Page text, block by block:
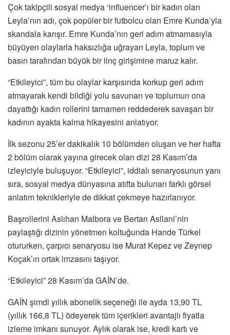
Çok takipçili sosyal medya ‘influencer’ı bir kadın olan
Leyla’nın adı, çok popüler bir futbolcu olan Emre Kunda’yla
skandala karışır. Emre Kunda’nın geri adım atmamasıyla
büyüyen olaylarla haksızlığa uğrayan Leyla, toplum ve
basın tarafından büyük bir linç girişimine maruz kalır.
“Etkileyici”, tüm bu olaylar karşısında korkup geri adım
atmayarak kendi bildiği yolu savunan ve toplumun ona
dayattığı kadın rollerini tamamen reddederek savaşan bir
kadının ayakta kalma hikayesini anlatıyor.
İlk sezonu 25’er dakikalık 10 bölümden oluşan ve her hafta
2 bölüm olarak yayına girecek olan dizi 28 Kasım’da
izleyiciyle buluşuyor. “Etkileyici”, iddialı senaryosunun yanı
sıra, sosyal medya dünyasına atıfta bulunan farklı görsel
anlatım teknikleriyle de dikkat çekmeye hazırlanıyor.
Başrollerini Aslıhan Malbora ve Bertan Asllani’nin
paylaştığı dizinin yönetmen koltuğunda Hande Türkel
otururken, çarpıcı senaryosu ise Murat Kepez ve Zeynep
Koçak’ın ortak imzasını taşıyor.
“Etkileyici” 28 Kasım’da GAİN’de.
GAİN şimdi yıllık abonelik seçeneği ile ayda 13,90 TL
(yıllık 166,8 TL) ödeyerek tüm içerikleri avantajlı fiyatla
izleme imkanı sunuyor. Aylık olarak ise, kredi kartı ve